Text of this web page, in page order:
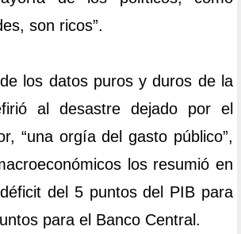
son ricos”.
los datos puros y duros de la
al desastre dejado por el
“una orgía del gasto público”,
los resumió en
del 5 puntos del PIB para
para el Banco Central.